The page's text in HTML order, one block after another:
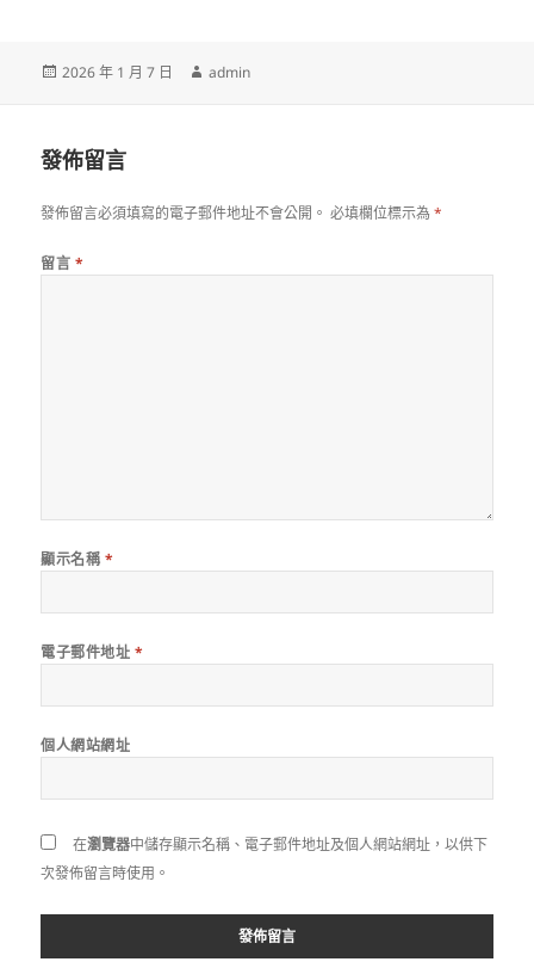
發
2026 年 1 月 7 日
作
admin
發佈留言
發佈留言必須填寫的電子郵件地址不會公開。 必填欄位標示為*
留言 *
顯示名稱 *
電子郵件地址 *
個人網站網址
在瀏覽器中儲存顯示名稱、電子郵件地址及個人網站網址，以供下
次發佈留言時使用。